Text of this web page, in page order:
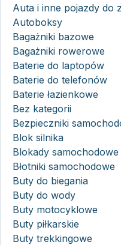
Auta i inne pojazdy do
Autoboksy
Bagażniki bazowe
Bagażniki rowerowe
Baterie do laptopów
Baterie do telefonów
Baterie łazienkowe
Bez kategorii
Bezpieczniki
Blok silnika
Blokady samochodowe
Błotniki samochodowe
Buty do biegania
Buty do wody
Buty motocyklowe
Buty piłkarskie
Buty trekkingowe